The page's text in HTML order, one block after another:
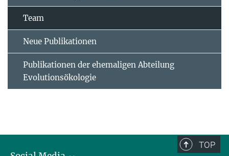
Team
Neue Publikationen
Publikationen der ehemaligen Abteilung
Evolutionsökologie
TOP